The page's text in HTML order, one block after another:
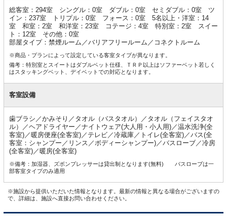
総客室：294室 シングル：0室 ダブル：0室 セミダブル：0室 ツ
イン：237室 トリプル：0室 フォース：0室 5名以上・洋室：14
室 和室：2室 和洋室：23室 コテージ：4室 特別室：2室 スイー
ト：12室 その他：0室
部屋タイプ：禁煙ルーム／バリアフリールーム／コネクトルーム
※商品・プランによって設定している客室タイプが異なります。
備考：特別室とスイートはダブルベット仕様、ＴＲＰ以上はソファーベット若しく
はスタッキングベット、デイベットでの対応となります。
客室設備
歯ブラシ／かみそり／タオル（バスタオル）／タオル（フェイスタオ
ル）／ヘアドライヤー／ナイトウェア(大人用・小人用)／温水洗浄(全
客室)／暖房便座(全客室)／テレビ／冷蔵庫／トイレ(全客室)／バス(全
客室：シャンプー／リンス／ボディーシャンプー)／バスローブ／冷房
(全客室)／暖房(全客室)
※備考：加湿器、ズボンプレッサーは貸出制となります(無料) バスローブは一
部客室タイプのみ適用
※施設から提供いただいた情報となります。最新の情報と異なる場合がございますの
で、詳細は、施設へ直接お問い合わせください。